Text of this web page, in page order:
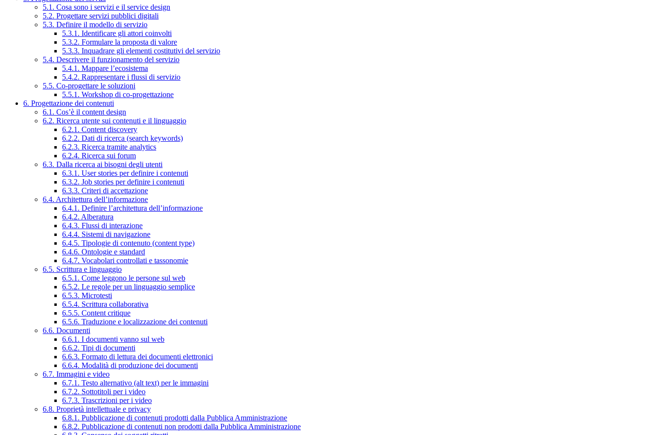
5.1. Cosa sono i servizi e il service design
5.2. Progettare servizi pubblici digitali
5.3. Definire il modello di servizio
5.3.1. Identificare gli attori coinvolti
5.3.2. Formulare la proposta di valore
5.3.3. Inquadrare gli elementi costitutivi del servizio
5.4. Descrivere il funzionamento del servizio
5.4.1. Mappare l’ecosistema
5.4.2. Rappresentare i flussi di servizio
5.5. Co-progettare le soluzioni
5.5.1. Workshop di co-progettazione
6. Progettazione dei contenuti
6.1. Cos’è il content design
6.2. Ricerca utente sui contenuti e il linguaggio
6.2.1. Content discovery
6.2.2. Dati di ricerca (search keywords)
6.2.3. Ricerca tramite analytics
6.2.4. Ricerca sui forum
6.3. Dalla ricerca ai bisogni degli utenti
6.3.1. User stories per definire i contenuti
6.3.2. Job stories per definire i contenuti
6.3.3. Criteri di accettazione
6.4. Architettura dell’informazione
6.4.1. Definire l’architettura dell’informazione
6.4.2. Alberatura
6.4.3. Flussi di interazione
6.4.4. Sistemi di navigazione
6.4.5. Tipologie di contenuto (content type)
6.4.6. Ontologie e standard
6.4.7. Vocabolari controllati e tassonomie
6.5. Scrittura e linguaggio
6.5.1. Come leggono le persone sul web
6.5.2. Le regole per un linguaggio semplice
6.5.3. Microtesti
6.5.4. Scrittura collaborativa
6.5.5. Content critique
6.5.6. Traduzione e localizzazione dei contenuti
6.6. Documenti
6.6.1. I documenti vanno sul web
6.6.2. Tipi di documenti
6.6.3. Formato di lettura dei documenti elettronici
6.6.4. Modalità di produzione dei documenti
6.7. Immagini e video
6.7.1. Testo alternativo (alt text) per le immagini
6.7.2. Sottotitoli per i video
6.7.3. Trascrizioni per i video
6.8. Proprietà intellettuale e privacy
6.8.1. Pubblicazione di contenuti prodotti dalla Pubblica Amministrazione
6.8.2. Pubblicazione di contenuti non prodotti dalla Pubblica Amministrazione